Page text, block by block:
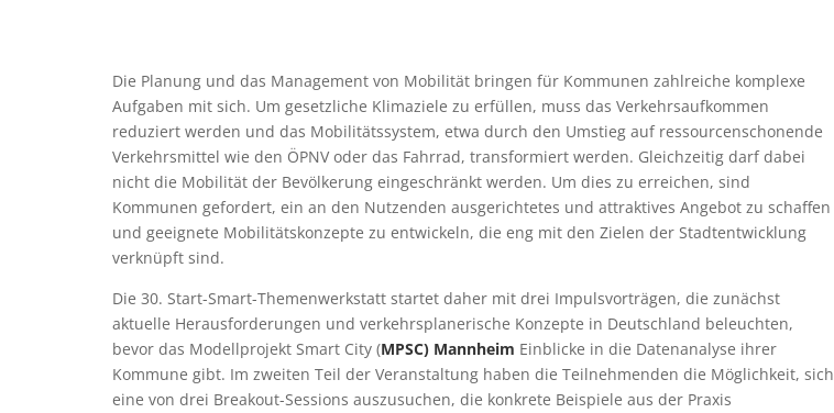
Die Planung und das Management von Mobilität bringen für Kommunen zahlreiche komplexe
Aufgaben mit sich. Um gesetzliche Klimaziele zu erfüllen, muss das Verkehrsaufkommen
reduziert werden und das Mobilitätssystem, etwa durch den Umstieg auf ressourcenschonende
Verkehrsmittel wie den ÖPNV oder das Fahrrad, transformiert werden. Gleichzeitig darf dabei
nicht die Mobilität der Bevölkerung eingeschränkt werden. Um dies zu erreichen, sind
Kommunen gefordert, ein an den Nutzenden ausgerichtetes und attraktives Angebot zu schaffen
und geeignete Mobilitätskonzepte zu entwickeln, die eng mit den Zielen der Stadtentwicklung
verknüpft sind.
Die 30. Start-Smart-Themenwerkstatt startet daher mit drei Impulsvorträgen, die zunächst
aktuelle Herausforderungen und verkehrsplanerische Konzepte in Deutschland beleuchten,
bevor das Modellprojekt Smart City (MPSC) Mannheim Einblicke in die Datenanalyse ihrer
Kommune gibt. Im zweiten Teil der Veranstaltung haben die Teilnehmenden die Möglichkeit, sich
eine von drei Breakout-Sessions auszusuchen, die konkrete Beispiele aus der Praxis